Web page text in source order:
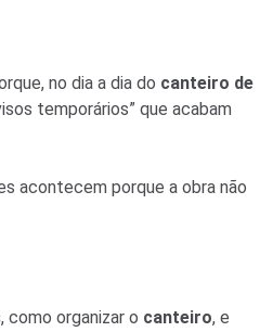
no dia a dia do canteiro de
temporários” que acabam
acontecem porque a obra não
, como organizar o canteiro, e